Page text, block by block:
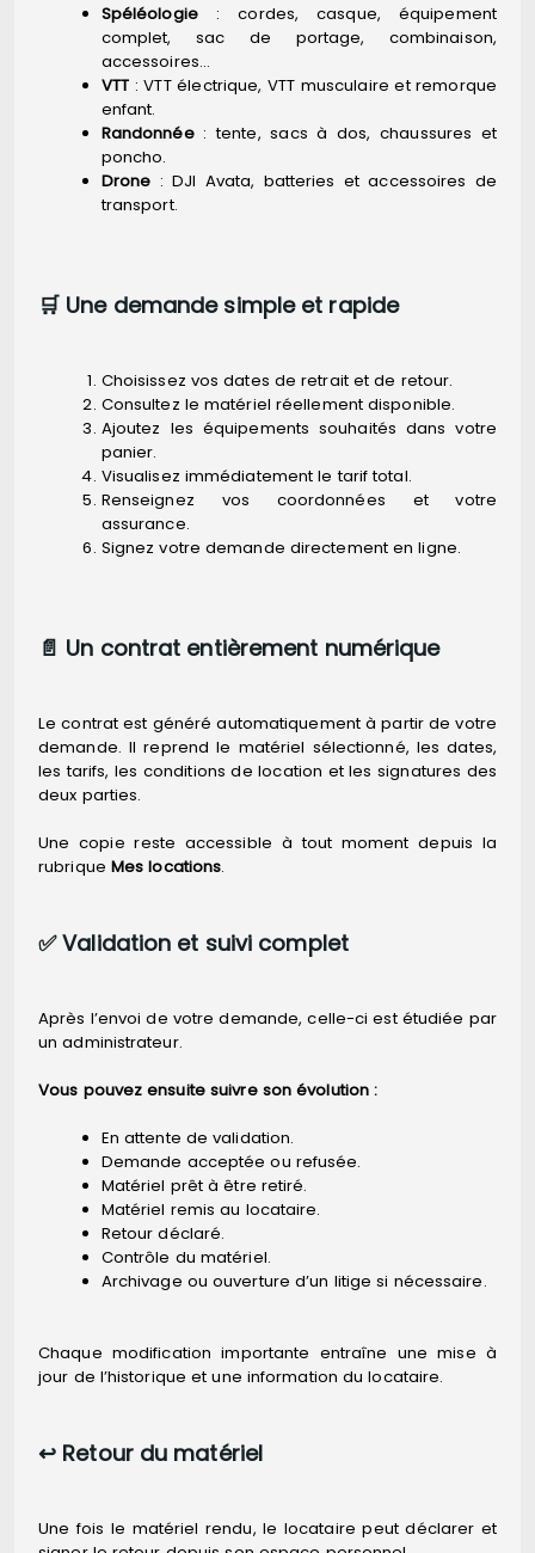
Spéléologie: cordes, casque, équipement
complet, sac de portage, combinaison,
accessoires…
VTT : VTT électrique, VTT musculaire et remorque
enfant.
Randonnée: tente, sacs à dos, chaussures et
poncho.
Drone : DJI Avata, batteries et accessoires de
transport.
🛒 Une demande simple et rapide
Choisissez vos dates de retrait et de retour.
Consultez le matériel réellement disponible.
Ajoutez les équipements souhaités dans votre
panier.
Visualisez immédiatement le tarif total.
Renseignez vos coordonnées et votre
assurance.
Signez votre demande directement en ligne.
📄 Un contrat entièrement numérique
Le contrat est généré automatiquement à partir de votre
demande. Il reprend le matériel sélectionné, les dates,
les tarifs, les conditions de location et les signatures des
deux parties.
Une copie reste accessible à tout moment depuis la
rubrique Mes locations.
✅ Validation et suivi complet
Après l’envoi de votre demande, celle-ci est étudiée par
un administrateur.
Vous pouvez ensuite suivre son évolution :
En attente de validation.
Demande acceptée ou refusée.
Matériel prêt à être retiré.
Matériel remis au locataire.
Retour déclaré.
Contrôle du matériel.
Archivage ou ouverture d’un litige si nécessaire.
Chaque modification importante entraîne une mise à
jour de l’historique et une information du locataire.
↩️ Retour du matériel
Une fois le matériel rendu, le locataire peut déclarer et